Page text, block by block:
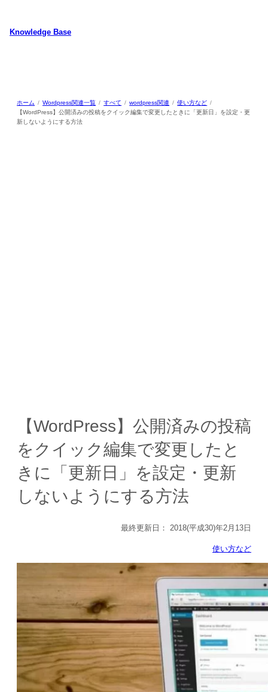
をKnowledge Base
ホーム Wordpress関連一覧 すべて wordpress関連
使い方など
【WordPress】公開済みの投稿をクイック編集で変更したときに「更新日」を設定・更
新しないようにする方法
【WordPress】公開済みの投稿
をクイック編集で変更したと
きに「更新日」を設定・更新
しないようにする方法
最終更新日： 2018(平成30)年2月13日
使い方など